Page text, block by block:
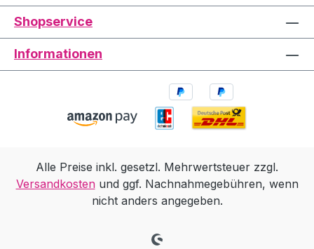
Shopservice
Informationen
Alle Preise inkl. gesetzl. Mehrwertsteuer zzgl.
Versandkostenund ggf. Nachnahmegebühren, wenn
nicht anders angegeben.